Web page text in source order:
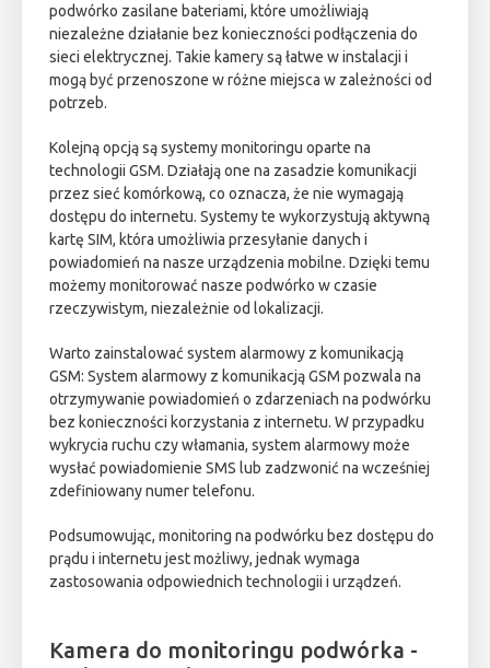
podwórko zasilane bateriami, które umożliwiają
niezależne działanie bez konieczności podłączenia do
sieci elektrycznej. Takie kamery są łatwe w instalacji i
mogą być przenoszone w różne miejsca w zależności od
potrzeb.
Kolejną opcją są systemy monitoringu oparte na
technologii GSM. Działają one na zasadzie komunikacji
przez sieć komórkową, co oznacza, że nie wymagają
dostępu do internetu. Systemy te wykorzystują aktywną
kartę SIM, która umożliwia przesyłanie danych i
powiadomień na nasze urządzenia mobilne. Dzięki temu
możemy monitorować nasze podwórko w czasie
rzeczywistym, niezależnie od lokalizacji.
Warto zainstalować system alarmowy z komunikacją
GSM: System alarmowy z komunikacją GSM pozwala na
otrzymywanie powiadomień o zdarzeniach na podwórku
bez konieczności korzystania z internetu. W przypadku
wykrycia ruchu czy włamania, system alarmowy może
wysłać powiadomienie SMS lub zadzwonić na wcześniej
zdefiniowany numer telefonu.
Podsumowując, monitoring na podwórku bez dostępu do
prądu i internetu jest możliwy, jednak wymaga
zastosowania odpowiednich technologii i urządzeń.
Kamera do monitoringu podwórka -